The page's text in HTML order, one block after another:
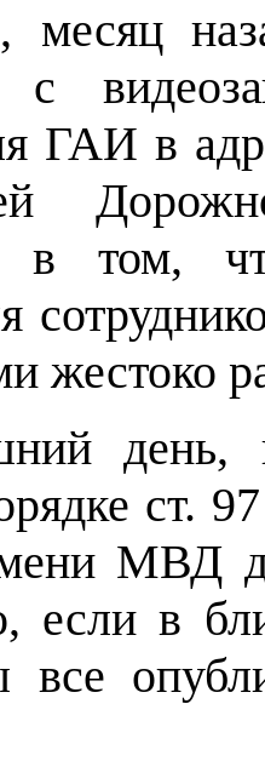
месяц
с
ГАИ в
в том,
жестоко
день,
ст.
МВД
если в